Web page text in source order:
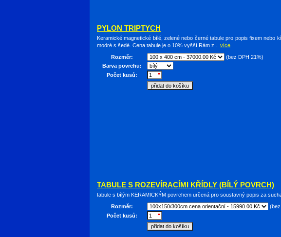
PYLON TRIPTYCH
Keramické magnetické bílé, zelené nebo černé tabule pro popis fixem
modré s šedé. Cena tabule je o 10% vyšší Rám z... více
Rozměr:
(bez DPH 21%)
Barva povrchu:
Počet kusů:
TABULE S ROZEVÍRACÍMI KŘÍDLY (BÍLÝ POVRCH)
tabule s bílým KERAMICKÝM povrchem určená pro soustavný popis za
Rozměr:
Počet kusů: